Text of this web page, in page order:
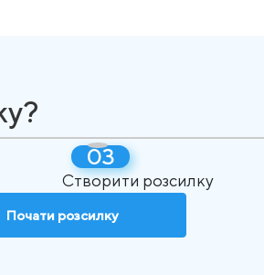
Створити розсилку
Почати розсилку